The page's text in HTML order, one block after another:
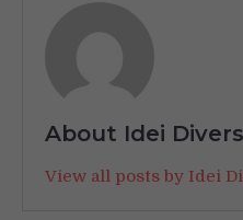
About Idei
View all posts by Idei